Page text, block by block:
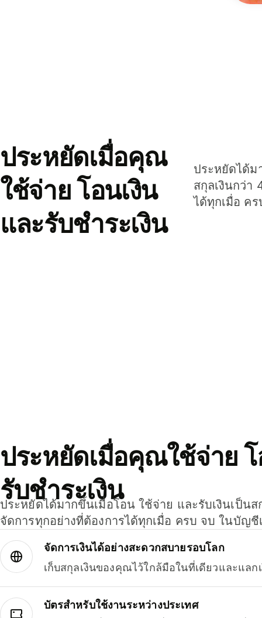
ประหยัดเมื่อคุณ
ใช้จ่าย โอนเงิน
และรับชำระเงิน
ประหยัดได้ม
สกุลเงินกว่า
ได้ทุกเมื่อ ค
ประหยัดเมื่อคุณใช้จ่าย โ
รับชำระเงิน
ประหยัดได้มากขึ้นเมื่อโอน ใช้จ่าย และรับเงินเป็น
จัดการทุกอย่างที่ต้องการได้ทุกเมื่อ ครบ จบ ในบัญชี
จัดการเงินได้อย่างสะดวกสบายรอบโลก
เก็บสกุลเงินของคุณไว้ใกล้มือในที่เดียวและแลก
บัตรสำหรับใช้งานระหว่างประเทศ